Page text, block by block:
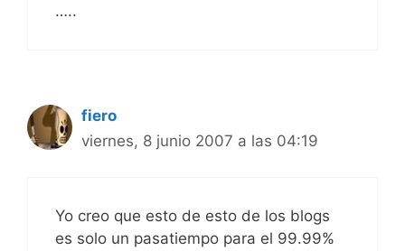
…..
fiero
viernes, 8 junio 2007 a las 04:19
Yo creo que esto de esto de los blogs
es solo un pasatiempo para el 99.99%